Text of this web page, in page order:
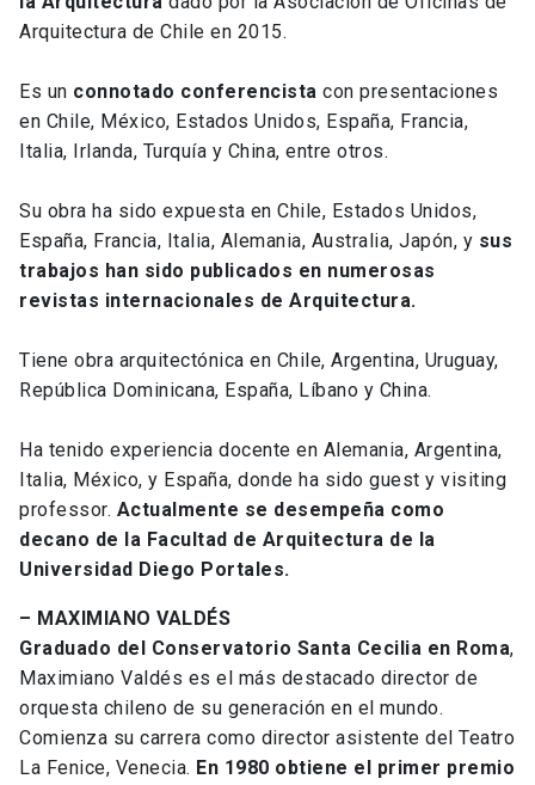
Arquitectura de Chile en 2015.
Es un connotado conferencista con presentaciones
en Chile, México, Estados Unidos, España, Francia,
Italia, Irlanda, Turquía y China, entre otros.
Su obra ha sido expuesta en Chile, Estados Unidos,
España, Francia, Italia, Alemania, Australia, Japón, y sus
trabajos han sido publicados en numerosas
revistas internacionales de Arquitectura.
Tiene obra arquitectónica en Chile, Argentina, Uruguay,
República Dominicana, España, Líbano y China.
Ha tenido experiencia docente en Alemania, Argentina,
Italia, México, y España, donde ha sido guest y visiting
professor. Actualmente se desempeña como
decano de la Facultad de Arquitectura de la
Universidad Diego Portales.
– MAXIMIANO VALDÉS
Graduado del Conservatorio Santa Cecilia en Roma,
Maximiano Valdés es el más destacado director de
orquesta chileno de su generación en el mundo.
Comienza su carrera como director asistente del Teatro
La Fenice, Venecia. En 1980 obtiene el primer premio